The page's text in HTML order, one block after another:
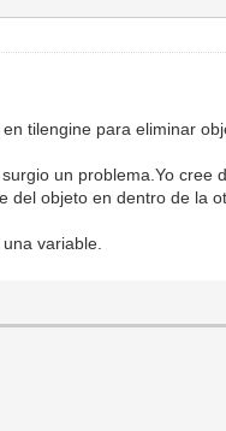
tilengine para eliminar
un problema.Yo
del objeto en dentro de la
variable.